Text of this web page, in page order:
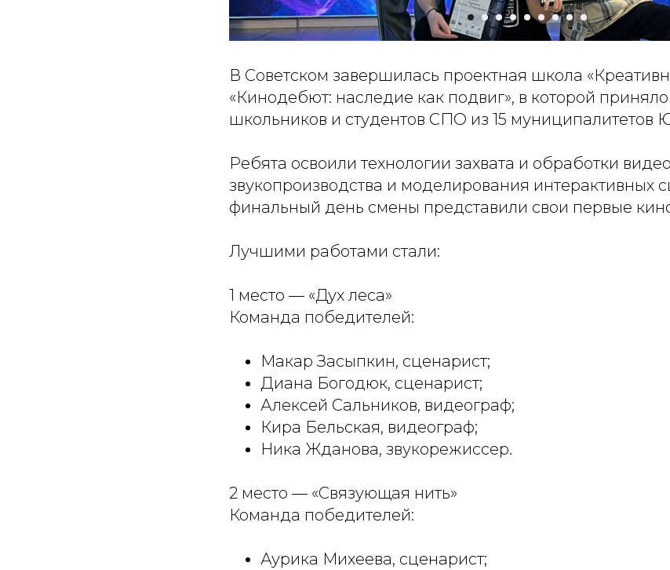
В Советском завершилась проектная школа
«Кинодебют: наследие как подвиг», в которой приняло
школьников и студентов СПО из 15 муниципалитетов
Ребята освоили технологии захвата и обработки
звукопроизводства и моделирования интерактивных
финальный день смены представили свои первые
Лучшими работами стали:
1 место — «Дух леса»
Команда победителей:
Макар Засыпкин, сценарист;
Диана Богодюк, сценарист;
Алексей Сальников, видеограф;
Кира Бельская, видеограф;
Ника Жданова, звукорежиссер.
2 место — «Связующая нить»
Команда победителей:
Аурика Михеева, сценарист;